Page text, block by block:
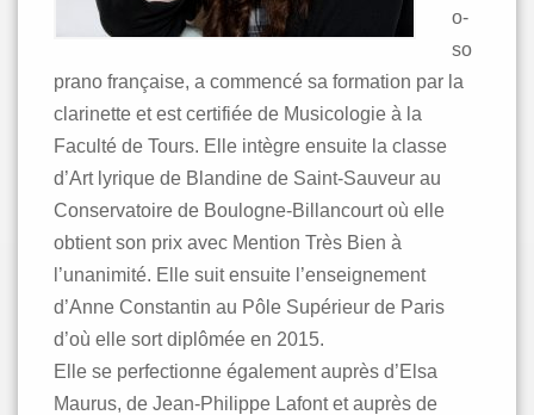
o-
so
prano française, a commencé sa formation par la
clarinette et est certifiée de Musicologie à la
Faculté de Tours. Elle intègre ensuite la classe
d’Art lyrique de Blandine de Saint-Sauveur au
Conservatoire de Boulogne-Billancourt où elle
obtient son prix avec Mention Très Bien à
l’unanimité. Elle suit ensuite l’enseignement
d’Anne Constantin au Pôle Supérieur de Paris
d’où elle sort diplômée en 2015.
Elle se perfectionne également auprès d’Elsa
Maurus, de Jean-Philippe Lafont et auprès de